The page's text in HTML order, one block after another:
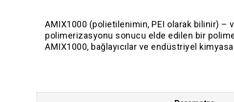
AMIX1000 (polietilenimin, PEI olarak bilinir) –
polimerizasyonu sonucu elde edilen bir
AMIX1000, bağlayıcılar ve endüstriyel